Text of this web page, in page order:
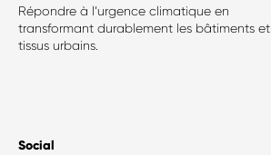
Répondre à l’urgence climatique en
transformant durablement les bâtiments et
tissus urbains.
Social